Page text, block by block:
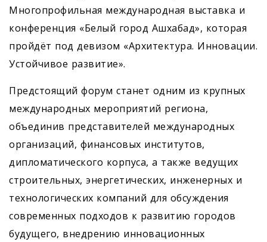
Многопрофильная международная выставка и
конференция «Белый город Ашхабад», которая
пройдёт под девизом «Архитектура. Инновации.
Устойчивое развитие».
Предстоящий форум станет одним из крупных
международных мероприятий региона,
объединив представителей международных
организаций, финансовых институтов,
дипломатического корпуса, а также ведущих
строительных, энергетических, инженерных и
технологических компаний для обсуждения
современных подходов к развитию городов
будущего, внедрению инновационных